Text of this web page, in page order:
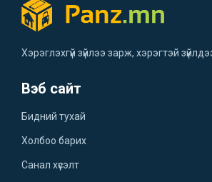
Хэрэглэхгүй зүйлээ зарж, хэрэгтэй
Вэб сайт
Бидний тухай
Холбоо барих
Санал хүсэлт